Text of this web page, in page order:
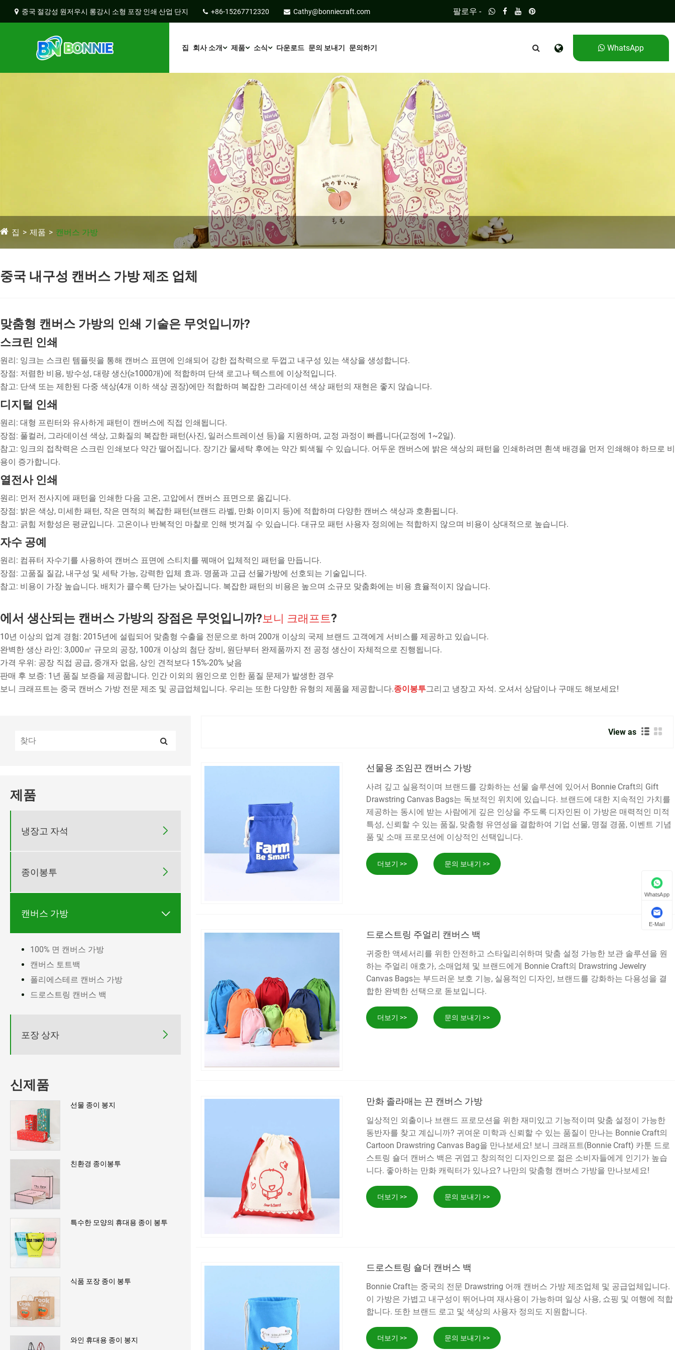
중국 절강성 원저우시 롱강시 소형 포장 인쇄 산업 단지 +86-15267712320 Cathy@bonniecraft.com 팔로우 -
집 회사 소개 제품 소식 다운로드 문의 보내기 문의하기 WhatsApp
집 제품 캔버스 가방
중국 내구성 캔버스 가방 제조 업체
맞춤형 캔버스 가방의 인쇄 기술은 무엇입니까?
스크린 인쇄
원리: 잉크는 스크린 템플릿을 통해 캔버스 표면에 인쇄되어 강한 접착력으로 두껍고 내구성 있는 색상을 생성합니다.
장점: 저렴한 비용, 방수성, 대량 생산(≥1000개)에 적합하며 단색 로고나 텍스트에 이상적입니다.
참고: 단색 또는 제한된 다중 색상(4개 이하 색상 권장)에만 적합하며 복잡한 그라데이션 색상 패턴의 재현은 좋지 않습니다.
디지털 인쇄
원리: 대형 프린터와 유사하게 패턴이 캔버스에 직접 인쇄됩니다.
장점: 풀컬러, 그라데이션 색상, 고화질의 복잡한 패턴(사진, 일러스트레이션 등)을 지원하며, 교정 과정이 빠릅니다(교정에 1~2일).
참고: 잉크의 접착력은 스크린 인쇄보다 약간 떨어집니다. 장기간 물세탁 후에는 약간 퇴색될 수 있습니다. 어두운 캔버스에 밝은 색상의 패턴을 인쇄하려면 흰색 배경을 먼저 인쇄해야 하므로 비
용이 증가합니다.
열전사 인쇄
원리: 먼저 전사지에 패턴을 인쇄한 다음 고온, 고압에서 캔버스 표면으로 옮깁니다.
장점: 밝은 색상, 미세한 패턴, 작은 면적의 복잡한 패턴(브랜드 라벨, 만화 이미지 등)에 적합하며 다양한 캔버스 색상과 호환됩니다.
참고: 긁힘 저항성은 평균입니다. 고온이나 반복적인 마찰로 인해 벗겨질 수 있습니다. 대규모 패턴 사용자 정의에는 적합하지 않으며 비용이 상대적으로 높습니다.
자수 공예
원리: 컴퓨터 자수기를 사용하여 캔버스 표면에 스티치를 꿰매어 입체적인 패턴을 만듭니다.
장점: 고품질 질감, 내구성 및 세탁 가능, 강력한 입체 효과. 명품과 고급 선물가방에 선호되는 기술입니다.
참고: 비용이 가장 높습니다. 배치가 클수록 단가는 낮아집니다. 복잡한 패턴의 비용은 높으며 소규모 맞춤화에는 비용 효율적이지 않습니다.
에서 생산되는 캔버스 가방의 장점은 무엇입니까?보니 크래프트?
10년 이상의 업계 경험: 2015년에 설립되어 맞춤형 수출을 전문으로 하며 200개 이상의 국제 브랜드 고객에게 서비스를 제공하고 있습니다.
완벽한 생산 라인: 3,000㎡ 규모의 공장, 100개 이상의 첨단 장비, 원단부터 완제품까지 전 공정 생산이 자체적으로 진행됩니다.
가격 우위: 공장 직접 공급, 중개자 없음, 상인 견적보다 15%-20% 낮음
판매 후 보증: 1년 품질 보증을 제공합니다. 인간 이외의 원인으로 인한 품질 문제가 발생한 경우
보니 크래프트는 중국 캔버스 가방 전문 제조 및 공급업체입니다. 우리는 또한 다양한 유형의 제품을 제공합니다.종이봉투그리고 냉장고 자석. 오셔서 상담이나 구매도 해보세요!
제품
냉장고 자석 
종이봉투 
캔버스 가방 
100% 면 캔버스 가방
캔버스 토트백
폴리에스테르 캔버스 가방
드로스트링 캔버스 백
포장 상자 
신제품
선물 종이 봉지
친환경 종이봉투
특수한 모양의 휴대용 종이 봉투
식품 포장 종이 봉투
와인 휴대용 종이 봉지
View as
선물용 조임끈 캔버스 가방
사려 깊고 실용적이며 브랜드를 강화하는 선물 솔루션에 있어서 Bonnie Craft의 Gift
Drawstring Canvas Bags는 독보적인 위치에 있습니다. 브랜드에 대한 지속적인 가치를
제공하는 동시에 받는 사람에게 깊은 인상을 주도록 디자인된 이 가방은 매력적인 미적
특성, 신뢰할 수 있는 품질, 맞춤형 유연성을 결합하여 기업 선물, 명절 경품, 이벤트 기념
품 및 소매 프로모션에 이상적인 선택입니다.
더보기 >> 문의 보내기 >>
드로스트링 주얼리 캔버스 백
귀중한 액세서리를 위한 안전하고 스타일리쉬하며 맞춤 설정 가능한 보관 솔루션을 원
하는 주얼리 애호가, 소매업체 및 브랜드에게 Bonnie Craft의 Drawstring Jewelry
Canvas Bags는 부드러운 보호 기능, 실용적인 디자인, 브랜드를 강화하는 다용성을 결
합한 완벽한 선택으로 돋보입니다.
더보기 >> 문의 보내기 >>
만화 졸라매는 끈 캔버스 가방
일상적인 외출이나 브랜드 프로모션을 위한 재미있고 기능적이며 맞춤 설정이 가능한
동반자를 찾고 계십니까? 귀여운 미학과 신뢰할 수 있는 품질이 만나는 Bonnie Craft의
Cartoon Drawstring Canvas Bag을 만나보세요! 보니 크래프트(Bonnie Craft) 카툰 드로
스트링 숄더 캔버스 백은 귀엽고 창의적인 디자인으로 젊은 소비자들에게 인기가 높습
니다. 좋아하는 만화 캐릭터가 있나요? 나만의 맞춤형 캔버스 가방을 만나보세요!
더보기 >> 문의 보내기 >>
드로스트링 숄더 캔버스 백
Bonnie Craft는 중국의 전문 Drawstring 어깨 캔버스 가방 제조업체 및 공급업체입니다.
이 가방은 가볍고 내구성이 뛰어나며 재사용이 가능하며 일상 사용, 쇼핑 및 여행에 적합
합니다. 또한 브랜드 로고 및 색상의 사용자 정의도 지원합니다.
더보기 >> 문의 보내기 >>
WhatsApp
E-Mail